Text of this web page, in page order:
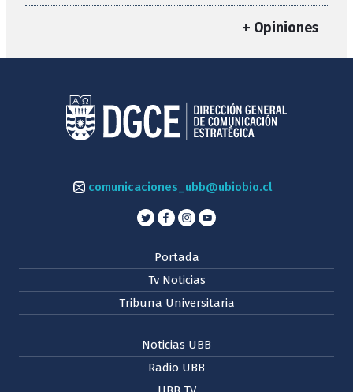
+ Opiniones
comunicaciones_ubb@ubiobio.cl
Portada
Tv Noticias
Tribuna Universitaria
Noticias UBB
Radio UBB